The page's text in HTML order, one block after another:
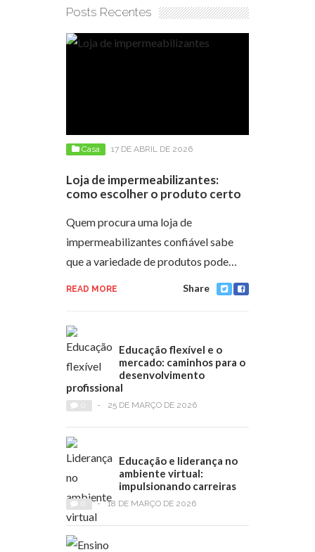
Posts Recentes
Casa 17 DE ABRIL DE 2026
Loja de impermeabilizantes:
como escolher o produto certo
Quem procura uma loja de
impermeabilizantes confiável sabe
que a variedade de produtos pode…
READ MORE Share
Educação flexível e o
mercado: caminhos para o
desenvolvimento
profissional
- 25 DE MARÇO DE 2026
Educação e liderança no
ambiente virtual:
impulsionando carreiras
- 18 DE MARÇO DE 2026